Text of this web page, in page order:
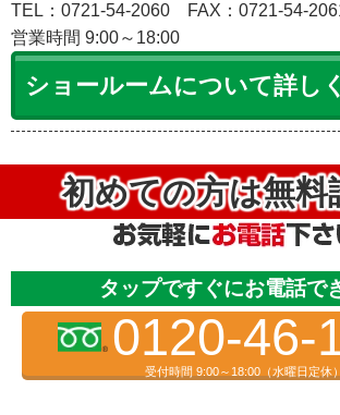
TEL：0721-54-2060
FAX：0721-54-
営業時間 9:00～18:00
ショールームについて詳し
初めての方は無料
タップですぐにお電話で
0120-46-
受付時間 9:00～18:00（水曜日定休）